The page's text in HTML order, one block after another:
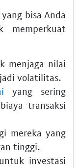
bisa Anda
menjaga nilai
volatilitas.
yang sering
transaksi
mereka yang
tinggi.
untuk investasi